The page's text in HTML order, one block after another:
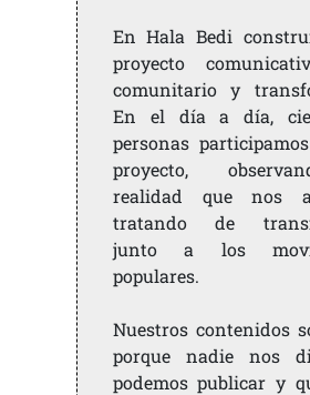
En Hala Bedi
proyecto
comunitario y
En el día a día,
personas
proyecto,
realidad que nos
tratando de
junto a los
populares.
Nuestros contenidos
porque nadie nos
podemos publicar y